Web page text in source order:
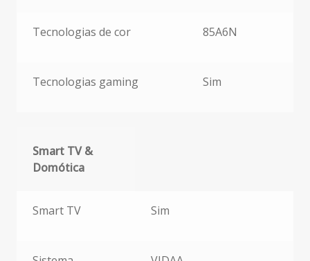
Tecnologias de cor 85A6N
Tecnologias gaming Sim
Smart TV &
Domótica
Smart TV Sim